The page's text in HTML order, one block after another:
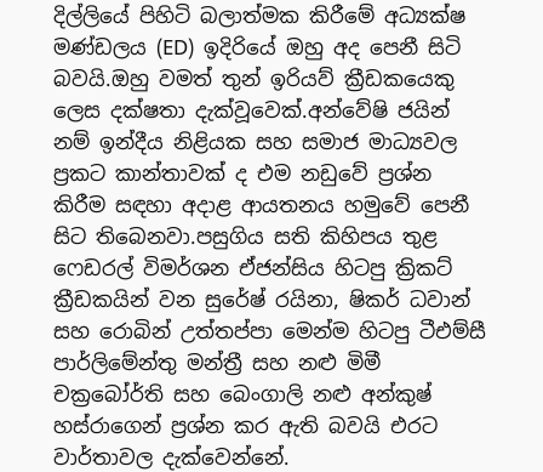
දිල්ලියේ පිහිටි බලාත්මක කිරීමේ අධ්‍යක්ෂ
මණ්ඩලය (ED) ඉදිරියේ ඔහු අද පෙනී සිටි
බවයි.ඔහු වමත් තුන් ඉරියව් ක්‍රීඩකයෙකු
ලෙස දක්ෂතා දැක්වූවෙක්.අන්වේෂි ජයින්
නම් ඉන්දීය නිළියක සහ සමාජ මාධ්‍යවල
ප්‍රකට කාන්තාවක් ද එම නඩුවේ ප්‍රශ්න
කිරීම සඳහා අදාළ ආයතනය හමුවේ පෙනී
සිට තිබෙනවා.පසුගිය සති කිහිපය තුළ
ෆෙඩරල් විමර්ශන ඒජන්සිය හිටපු ක්‍රිකට්
ක්‍රීඩකයින් වන සුරේෂ් රයිනා, ෂිකර් ධවාන්
සහ රොබින් උත්තප්පා මෙන්ම හිටපු ටීඑම්සී
පාර්ලිමේන්තු මන්ත්‍රී සහ නළු මිමී
චක්‍රබෝර්ති සහ බෙංගාලි නළු අන්කුෂ්
හස්රාගෙන් ප්‍රශ්න කර ඇති බවයි එරට
වාර්තාවල දැක්වෙන්නේ.